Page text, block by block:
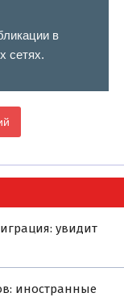
в
сетях.
увидит
иностранные